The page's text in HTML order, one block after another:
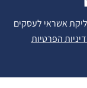
אשראי לעסקים
הפרטיות